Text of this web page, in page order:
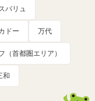
バリュ
ドー 万代
（首都圏エリア）
和